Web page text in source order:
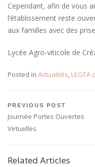
Cependant, afin de vous
l’établissement reste
aux familles avec des
Lycée Agro-viticole de
Posted in Actualités, LEGTA
Navigation
de
PREVIOUS POST
Previous
Post:
Journée Portes Ouvertes
Virtuelles
Related Articles